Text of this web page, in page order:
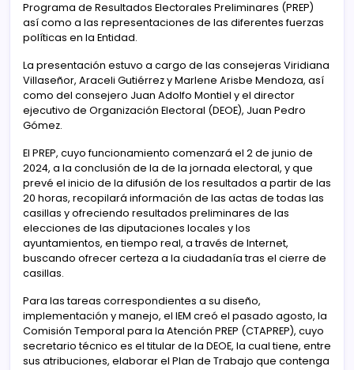
Programa de Resultados Electorales Preliminares (PREP)
así como a las representaciones de las diferentes fuerzas
políticas en la Entidad.
La presentación estuvo a cargo de las consejeras Viridiana
Villaseñor, Araceli Gutiérrez y Marlene Arisbe Mendoza, así
como del consejero Juan Adolfo Montiel y el director
ejecutivo de Organización Electoral (DEOE), Juan Pedro
Gómez.
El PREP, cuyo funcionamiento comenzará el 2 de junio de
2024, a la conclusión de la de la jornada electoral, y que
prevé el inicio de la difusión de los resultados a partir de las
20 horas, recopilará información de las actas de todas las
casillas y ofreciendo resultados preliminares de las
elecciones de las diputaciones locales y los
ayuntamientos, en tiempo real, a través de Internet,
buscando ofrecer certeza a la ciudadanía tras el cierre de
casillas.
Para las tareas correspondientes a su diseño,
implementación y manejo, el IEM creó el pasado agosto, la
Comisión Temporal para la Atención PREP (CTAPREP), cuyo
secretario técnico es el titular de la DEOE, la cual tiene, entre
sus atribuciones, elaborar el Plan de Trabajo que contenga